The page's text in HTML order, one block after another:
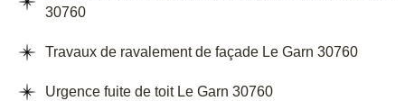
30760
Travaux de ravalement de façade Le Garn 30760
Urgence fuite de toit Le Garn 30760